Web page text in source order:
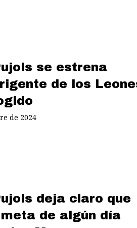
se estrena
de los
de 2024
deja claro que
de algún día